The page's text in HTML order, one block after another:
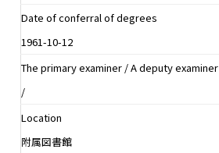
Date of conferral of degrees
1961-10-12
The primary examiner / A deputy examiner
/
Location
附属図書館